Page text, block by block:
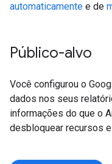
automaticamente e de
Público-alvo
Você configurou o
dados nos seus
informações do que o
desbloquear recursos